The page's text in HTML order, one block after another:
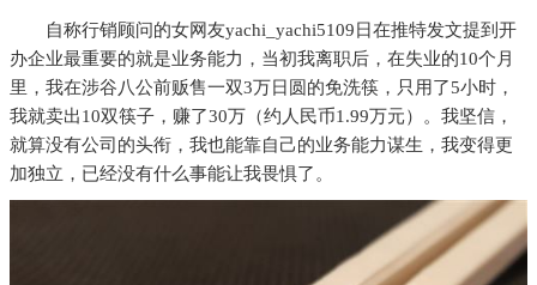
自称行销顾问的女网友yachi_yachi5109日在推特发文提到开
办企业最重要的就是业务能力，当初我离职后，在失业的10个月
里，我在涉谷八公前贩售一双3万日圆的免洗筷，只用了5小时，
我就卖出10双筷子，赚了30万（约人民币1.99万元）。我坚信，
就算没有公司的头衔，我也能靠自己的业务能力谋生，我变得更
加独立，已经没有什么事能让我畏惧了。